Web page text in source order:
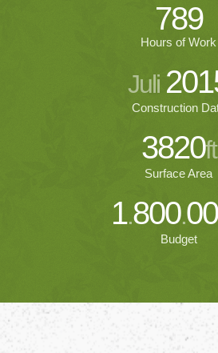
789
Hours of Work
Juli
Construction
3820ft
Surface Area
1.800.
Budget